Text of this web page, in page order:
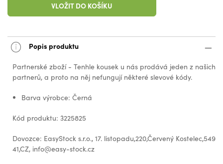
VLOŽIT DO KOŠÍKU
Popis produktu
Partnerské zboží - Tenhle kousek u nás prodává jeden z našich
partnerů, a proto na něj nefungují některé slevové kódy.
Barva výrobce: Černá
Kód produktu: 3225825
Dovozce: EasyStock s.r.o., 17. listopadu,220,Červený Kostelec,549
41,CZ, info@easy-stock.cz